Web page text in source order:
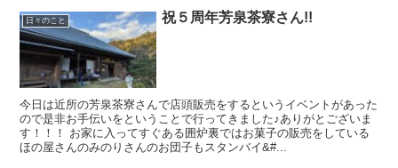
日々のこと 祝５周年芳泉茶寮さん!!
今日は近所の芳泉茶寮さんで店頭販売をするというイベントがあった
ので是非お手伝いをということで行ってきました♪ありがとございま
す！！！ お家に入ってすぐある囲炉裏ではお菓子の販売をしている
ほの屋さんのみのりさんのお団子もスタンバイ&#...